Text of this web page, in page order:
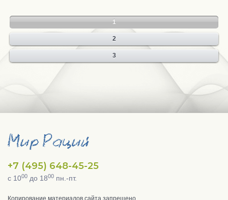
1
2
3
+7 (495) 648-45-25
с 1000 до 1800 пн.-пт.
Копирование материалов сайта запрещено.